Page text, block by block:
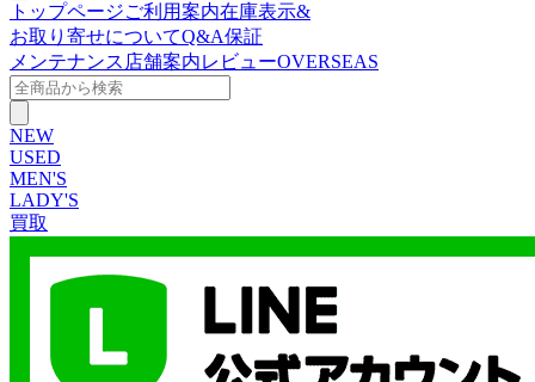
トップページご利用案内在庫表示&
お取り寄せについてQ&A保証
メンテナンス 店舗案内レビューOVERSEAS
NEW
USED
MEN'S
LADY'S
買取